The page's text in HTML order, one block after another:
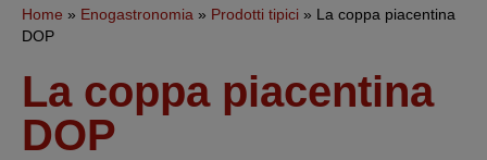
Home » Enogastronomia » Prodotti tipici »
La coppa piacentina
DOP
La coppa piacentina
DOP